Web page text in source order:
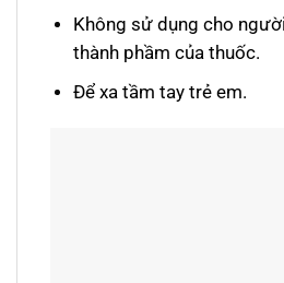
Không sử dụng cho
thành phầm của thuốc.
Để xa tầm tay trẻ em.